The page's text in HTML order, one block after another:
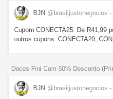
BJN @brasiljustonegocios -
Cupom CONECTA25: De R41,99
outros cupons: CONECTA20,
Doces Fini Com 50% Desconto
BJN @brasiljustonegocios -